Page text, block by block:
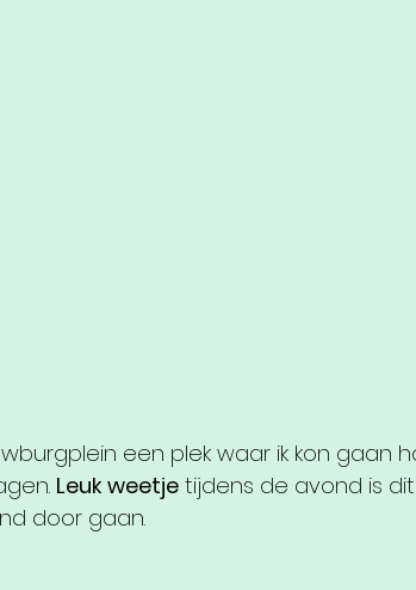
een plek waar ik kon gaan
Leuk weetje tijdens de avond is
door gaan.